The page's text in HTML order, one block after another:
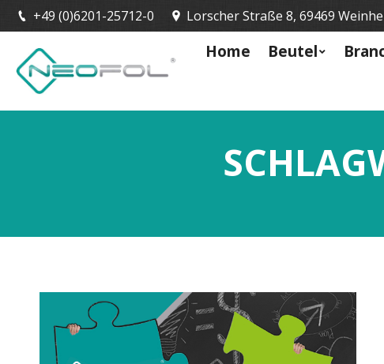
+49 (0)6201-25712-0 Lorscher Straße 8, 69469
Home Beutel